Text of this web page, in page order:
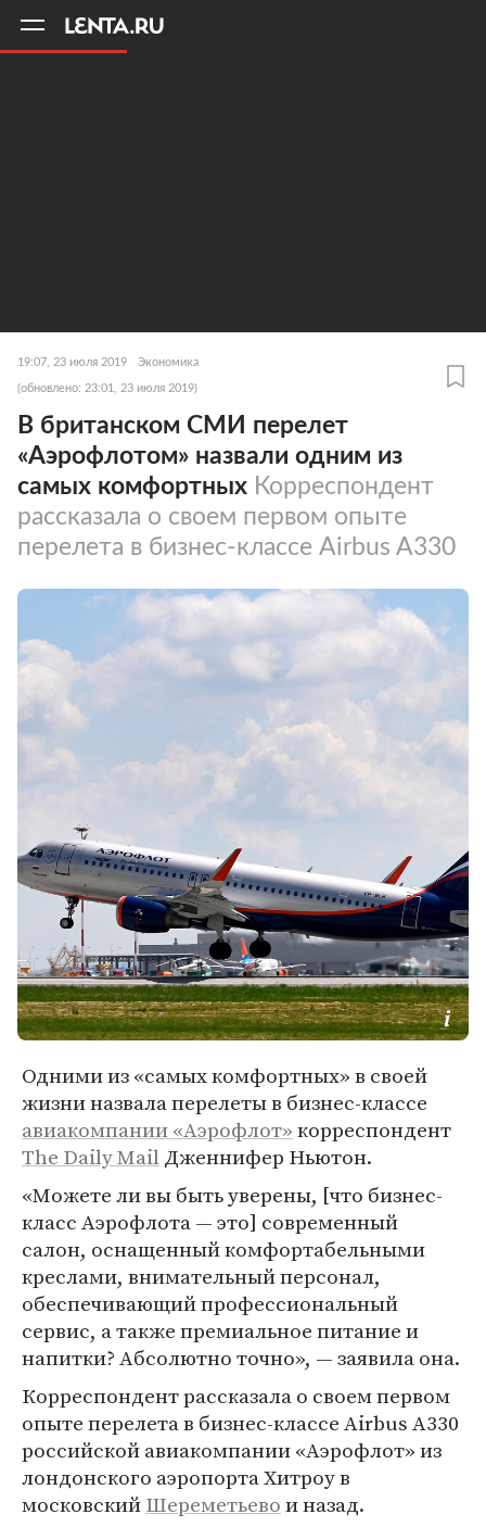
19:07, 23 июля 2019 Экономика
(обновлено: 23:01, 23 июля 2019)
В британском СМИ перелет
«Аэрофлотом» назвали одним из
самых комфортных Корреспондент
рассказала о своем первом опыте
перелета в бизнес-классе Airbus A330
Одними из «самых комфортных» в своей
жизни назвала перелеты в бизнес-классе
авиакомпании «Аэрофлот»корреспондент
The Daily MailДженнифер Ньютон.
«Можете ли вы быть уверены, [что бизнес-
класс Аэрофлота — это] современный
салон, оснащенный комфортабельными
креслами, внимательный персонал,
обеспечивающий профессиональный
сервис, а также премиальное питание и
напитки? Абсолютно точно», — заявила она.
Корреспондент рассказала о своем первом
опыте перелета в бизнес-классе Airbus A330
российской авиакомпании «Аэрофлот» из
лондонского аэропорта Хитроу в
московскийШереметьевои назад.